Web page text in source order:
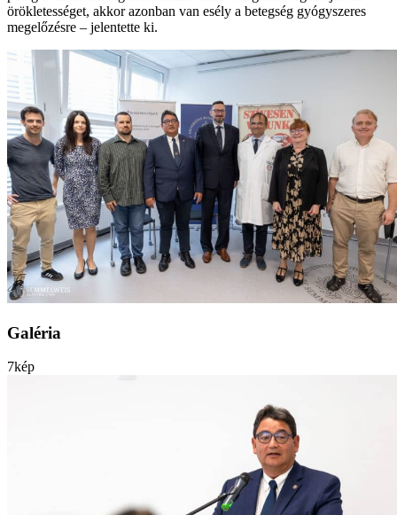
örökletességet, akkor azonban van esély a betegség gyógyszeres
megelőzésre – jelentette ki.
Galéria
7kép